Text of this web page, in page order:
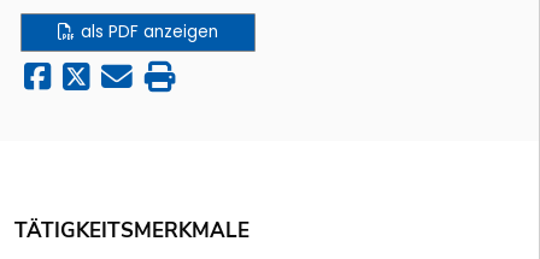
als PDF anzeigen
TÄTIGKEITSMERKMALE